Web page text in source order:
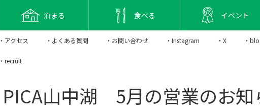
泊まる 食べる イベント
・アクセス ・よくある質問 ・お問い合わせ ・Instagram ・X ・
・recruit
PICA山中湖 5月の営業のお知